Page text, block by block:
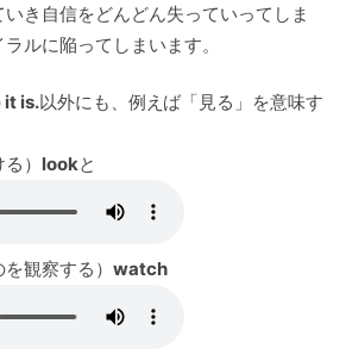
き自信をどんどん失っていってしま
ルに陥ってしまいます。
it is.以外にも、例えば「見る」を意味す
） lookと
観察する） watch